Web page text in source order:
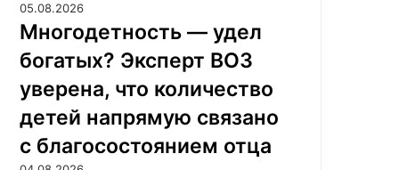
05.08.2026
Многодетность — удел
богатых? Эксперт ВОЗ
уверена, что количество
детей напрямую связано
с благосостоянием отца